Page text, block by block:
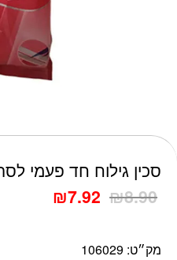
סכין גילוח חד פעמי לסר 10 יחידות
₪8.90
₪7.92
מק״ט: 106029
כמות סכין גילוח חד פעמי לסר 10 יחידות לנשים